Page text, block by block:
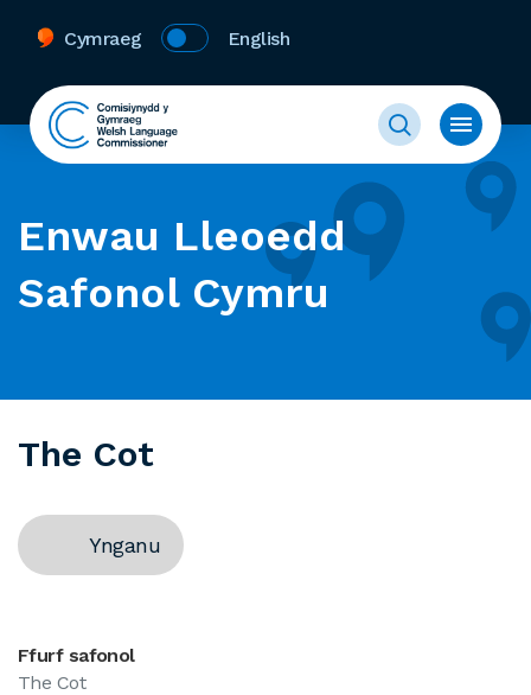
Cymraeg English
Enwau Lleoedd
Safonol Cymru
The Cot
Ynganu
Ffurf safonol
The Cot